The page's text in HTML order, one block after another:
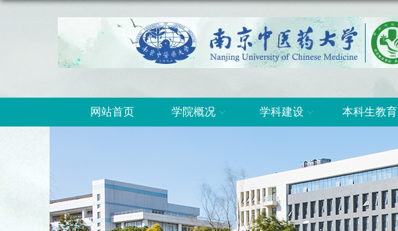
网站首页 学院概况 学科建设 本科生教育